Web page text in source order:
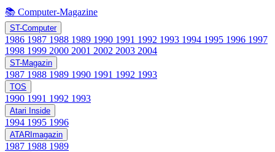
📚 Computer-Magazine
ST-Computer
1986 1987 1988 1989 1990 1991 1992 1993 1994 1995 1996 1997
1998 1999 2000 2001 2002 2003 2004
ST-Magazin
1987 1988 1989 1990 1991 1992 1993
TOS
1990 1991 1992 1993
Atari Inside
1994 1995 1996
ATARImagazin
1987 1988 1989